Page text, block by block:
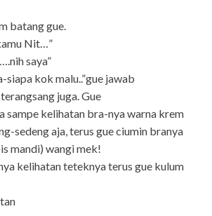
batang gue.
Nit…”
saya”
siapa kok malu..”gue jawab
juga. Gue
sampe kelihatan bra-nya warna krem
sedeng aja, terus gue ciumin branya
mandi) wangi mek!
kelihatan teteknya terus gue kulum